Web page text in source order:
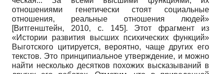
отношениями генетически стоят социальные
отношения, реальные отношения людей»
[Витгенштейн, 2010, с. 145]. Этот фрагмент из
«Истории развития высших психических функций»
Выготского цитируется, вероятно, чаще других его
текстов. Это принципиальное утверждение, и можно
найти несколько десятков похожих высказываний в